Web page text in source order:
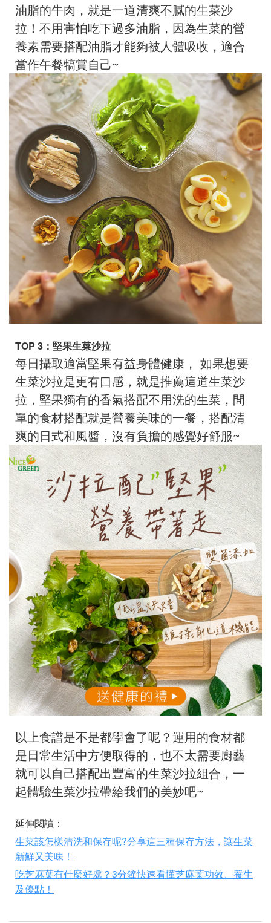
油脂的牛肉，就是一道清爽不膩的生菜沙
拉！不用害怕吃下過多油脂，因為生菜的營
養素需要搭配油脂才能夠被人體吸收，適合
當作午餐犒賞自己~
TOP 3 ：堅果生菜沙拉
每日攝取適當堅果有益身體健康， 如果想要
生菜沙拉是更有口感，就是推薦這道生菜沙
拉，堅果獨有的香氣搭配不用洗的生菜，間
單的食材搭配就是營養美味的一餐，搭配清
爽的日式和風醬，沒有負擔的感覺好舒服~
以上食譜是不是都學會了呢？運用的食材都
是日常生活中方便取得的，也不太需要廚藝
就可以自己搭配出豐富的生菜沙拉組合，一
起體驗生菜沙拉帶給我們的美妙吧~
延伸閱讀：
生菜該怎樣清洗和保存呢?分享這三種保存方法，讓生菜
新鮮又美味！
吃芝麻葉有什麼好處？3分鐘快速看懂芝麻葉功效、養生
及優點！